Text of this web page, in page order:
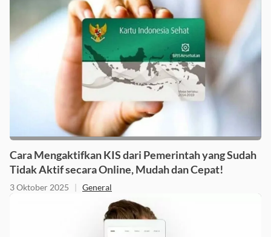
Cara Mengaktifkan KIS dari Pemerintah yang Sudah
Tidak Aktif secara Online, Mudah dan Cepat!
3 Oktober 2025 | General